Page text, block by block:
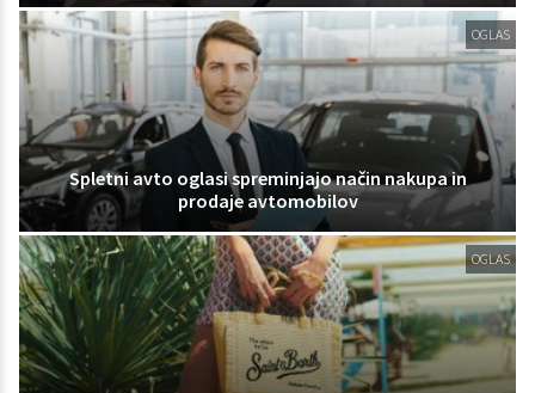
OGLAS
Spletni avto oglasi spreminjajo način nakupa in
prodaje avtomobilov
OGLAS